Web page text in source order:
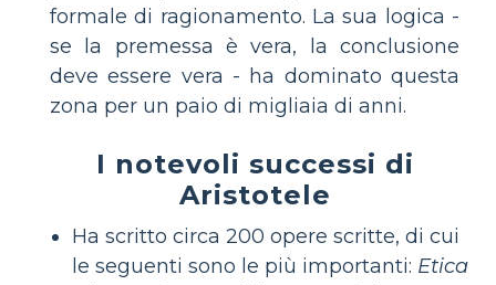
formale di ragionamento. La sua logica -
se la premessa è vera, la conclusione
deve essere vera - ha dominato questa
zona per un paio di migliaia di anni.
I notevoli successi di
Aristotele
Ha scritto circa 200 opere scritte, di cui
le seguenti sono le più importanti: Etica